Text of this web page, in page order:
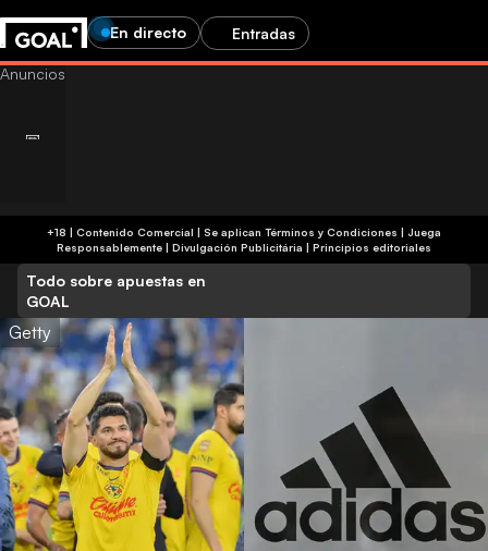
En directo Entradas
+18 | Contenido Comercial | Se aplican Términos y Condiciones | Juega
Responsablemente | Divulgación Publicitária | Principios editoriales
Todo sobre apuestas en
GOAL
Getty